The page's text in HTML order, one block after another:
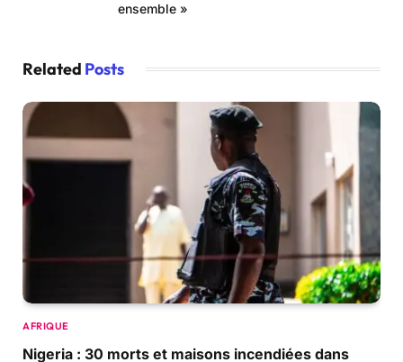
ensemble »
Related Posts
AFRIQUE
Nigeria : 30 morts et maisons incendiées dans